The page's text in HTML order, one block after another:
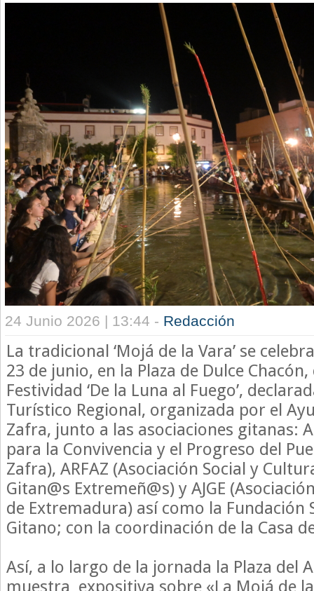
24 Junio 2026 | 13:44 - Redacción
La tradicional ‘Mojá de la Vara’ se
23 de junio, en la Plaza de Dulce
Festividad ‘De la Luna al Fuego’,
Turístico Regional, organizada por el
Zafra, junto a las asociaciones gitanas:
para la Convivencia y el Progreso del
Zafra), ARFAZ (Asociación Social y
Gitan@s Extremeñ@s) y AJGE
de Extremadura) así como la Fundación
Gitano; con la coordinación de la Casa
Así, a lo largo de la jornada la Plaza del
muestra expositiva sobre «La Mojá de